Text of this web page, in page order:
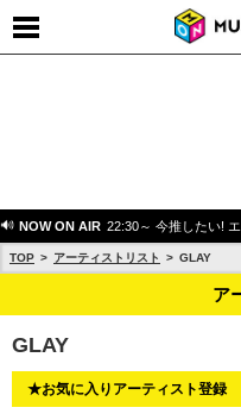
NOW ON AIR 22:30～ 今推したい!
TOP アーティストリスト GLAY
ア
GLAY
★お気に入りアーティスト登録